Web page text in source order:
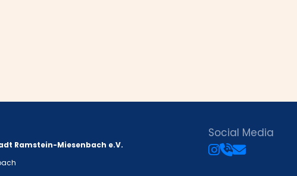
Ramstein-Miesenbach e.V.
Social Media